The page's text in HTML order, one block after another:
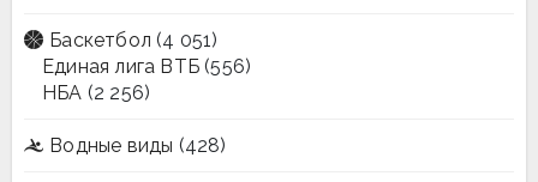
Баскетбол (4 051)
Единая лига ВТБ (556)
НБА (2 256)
Водные виды (428)